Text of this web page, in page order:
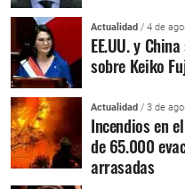
Actualidad / 4 de
EE.UU. y
sobre Keiko
Actualidad / 3 de
Incendios en
de 65.000
arrasadas